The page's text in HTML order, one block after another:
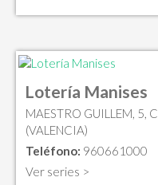
Lotería Manises
MAESTRO GUILLEM, 5,
(VALENCIA)
Teléfono: 960661000
Ver series >